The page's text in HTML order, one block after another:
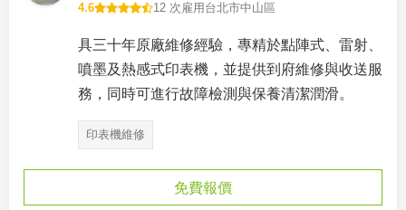
4.6 12 次雇用 台北市中山區
具三十年原廠維修經驗，專精於點陣式、雷射、
噴墨及熱感式印表機，並提供到府維修與收送服
務，同時可進行故障檢測與保養清潔潤滑。
印表機維修
免費報價